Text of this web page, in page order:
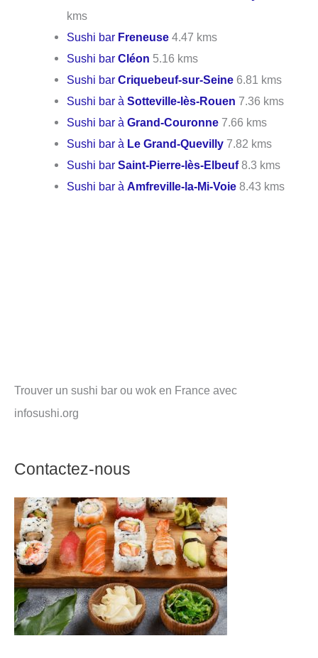
kms
Sushi bar Freneuse 4.47 kms
Sushi barCléon 5.16 kms
Sushi barCriquebeuf-sur-Seine 6.81 kms
Sushi bar àSotteville-lès-Rouen 7.36 kms
Sushi bar àGrand-Couronne 7.66 kms
Sushi bar à Le Grand-Quevilly 7.82 kms
Sushi barSaint-Pierre-lès-Elbeuf8.3 kms
Sushi bar à Amfreville-la-Mi-Voie 8.43 kms
Trouver un sushi bar ou wok en France avec
infosushi.org
Contactez-nous